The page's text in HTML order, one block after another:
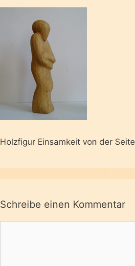
Holzfigur Einsamkeit von der Seite
Schreibe einen Kommentar